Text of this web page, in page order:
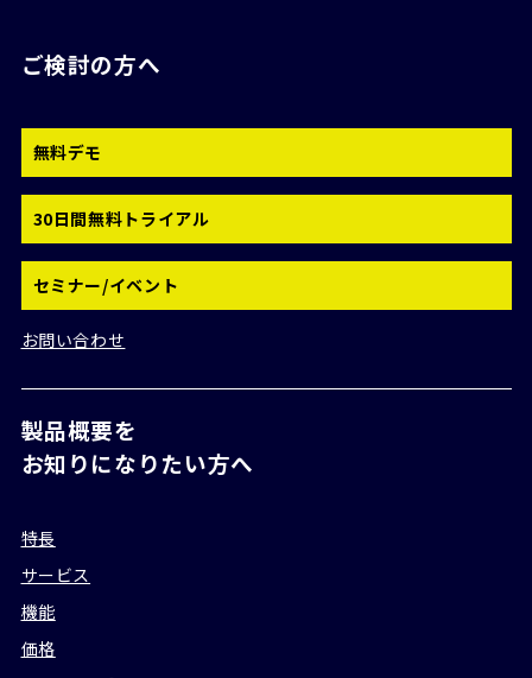
ご検討の方へ
無料デモ
30日間無料トライアル
セミナー/イベント
お問い合わせ
製品概要を
お知りになりたい方へ
特長
サービス
機能
価格